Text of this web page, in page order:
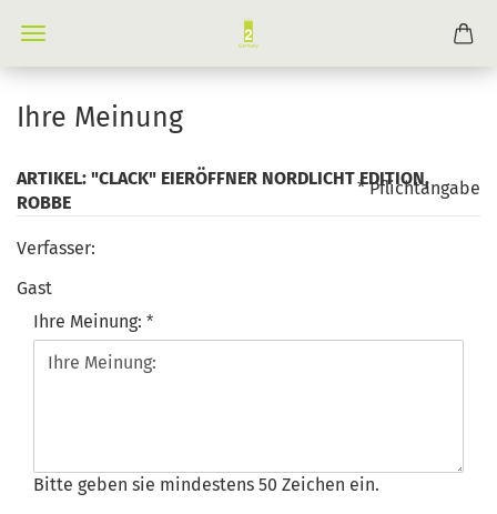
Ihre Meinung
ARTIKEL: "CLACK" EIERÖFFNER NORDLICHT EDITION,
ROBBE
Verfasser:
Gast
Ihre Meinung:
Bitte geben sie mindestens 50 Zeichen ein.
* Pflichtangabe